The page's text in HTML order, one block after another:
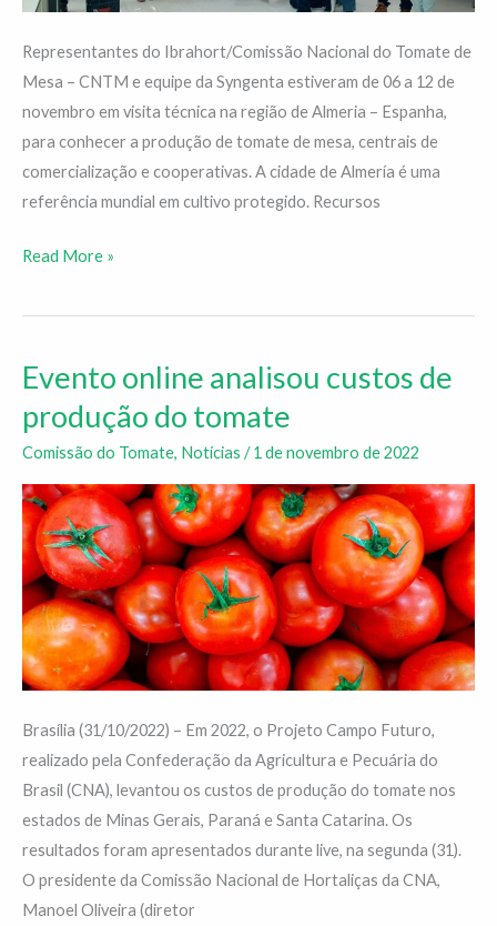
Representantes do Ibrahort/Comissão Nacional do Tomate de
Mesa – CNTM e equipe da Syngenta estiveram de 06 a 12 de
novembro em visita técnica na região de Almeria – Espanha,
para conhecer a produção de tomate de mesa, centrais de
comercialização e cooperativas. A cidade de Almería é uma
referência mundial em cultivo protegido. Recursos
Read More »
Evento online analisou custos de
produção do tomate
Comissão do Tomate, Notícias /1 de novembro de 2022
Brasília (31/10/2022) – Em 2022, o Projeto Campo Futuro,
realizado pela Confederação da Agricultura e Pecuária do
Brasil (CNA), levantou os custos de produção do tomate nos
estados de Minas Gerais, Paraná e Santa Catarina. Os
resultados foram apresentados durante live, na segunda (31).
O presidente da Comissão Nacional de Hortaliças da CNA,
Manoel Oliveira (diretor
Evento
analisou
custos
de
produção
do
tomate